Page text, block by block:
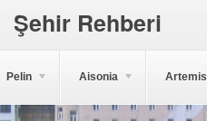
Şehir Rehberi
Pelin Aisonia Artemis